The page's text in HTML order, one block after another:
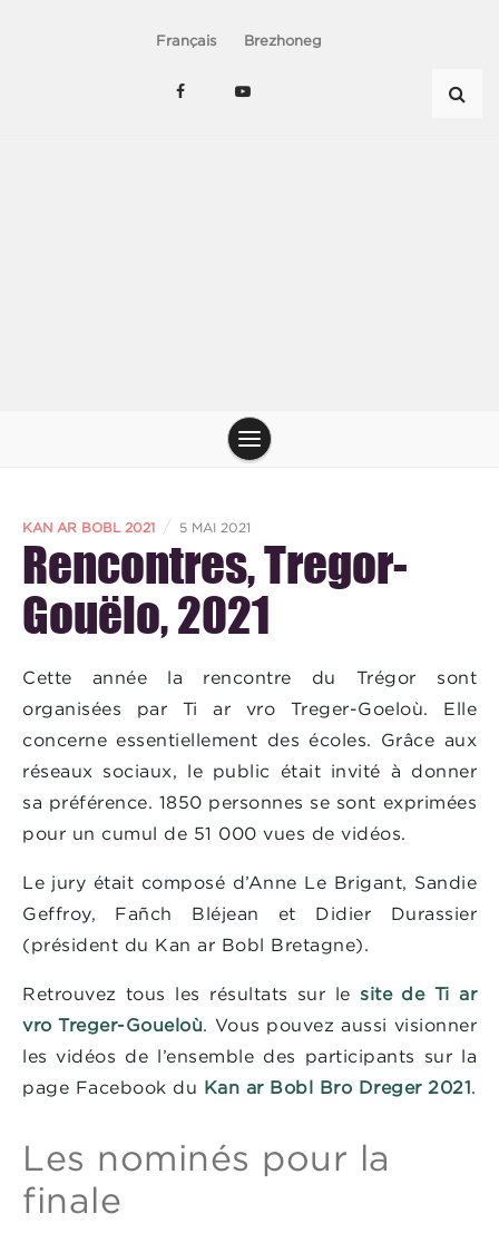
Français Brezhoneg
KAN AR BOBL 2021 / 5 MAI 2021
Rencontres, Tregor-
Gouëlo, 2021
Cette année la rencontre du Trégor sont
organisées par Ti ar vro Treger-Goeloù. Elle
concerne essentiellement des écoles. Grâce aux
réseaux sociaux, le public était invité à donner
sa préférence. 1850 personnes se sont exprimées
pour un cumul de 51 000 vues de vidéos.
Le jury était composé d’Anne Le Brigant, Sandie
Geffroy, Fañch Bléjean et Didier Durassier
(président du Kan ar Bobl Bretagne).
Retrouvez tous les résultats sur le site de Ti ar
vro Treger-Goueloù. Vous pouvez aussi visionner
les vidéos de l’ensemble des participants sur la
page Facebook du Kan ar Bobl Bro Dreger 2021.
Les nominés pour la
finale